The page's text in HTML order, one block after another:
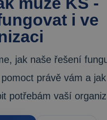
i ve
jak naše řešení
právě vám a
potřebám vaší